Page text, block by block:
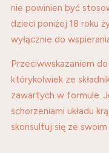
nie powinien być
dzieci poniżej 18 roku
wyłącznie do
Przeciwwskazaniem
którykolwiek ze
zawartych w formule.
schorzeniami układu
skonsultuj się ze